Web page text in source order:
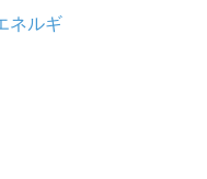
ネルギ